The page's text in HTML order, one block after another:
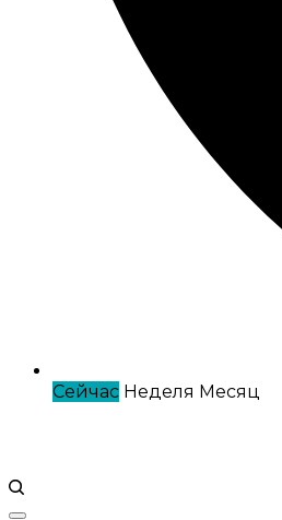
Сейчас Неделя Месяц